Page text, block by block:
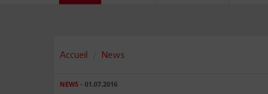
Accueil News
NEWS - 01.07.2016